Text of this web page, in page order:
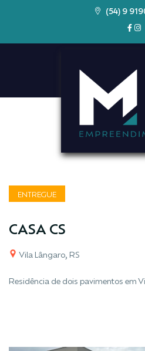
(54) 9
ENTREGUE
CASA CS
Vila Lângaro, RS
Residência de dois pavimentos em